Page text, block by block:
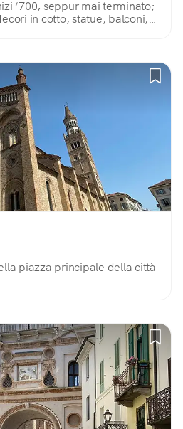
‘700, seppur mai terminato;
in cotto, statue, balconi,
piazza principale della città